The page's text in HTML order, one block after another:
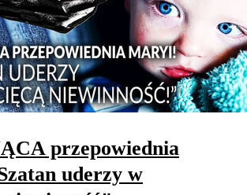
przepowiednia
uderzy w